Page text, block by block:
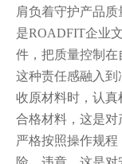
肩负着守护产品
是ROADFIT企业
件，把质量控制在
这种责任感融入
收原材料时，认
合格材料，这是对
严格按照操作规